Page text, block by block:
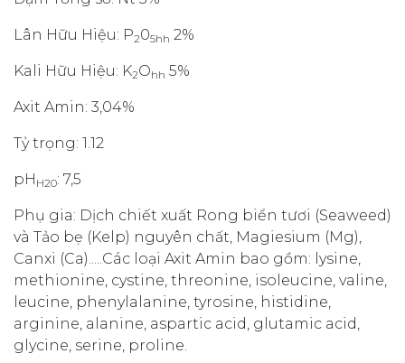
Lân Hữu Hiệu: P205hh 2%
Kali Hữu Hiệu: K2Ohh 5%
Axit Amin: 3,04%
Tỷ trọng: 1.12
pH H20: 7,5
Phụ gia: Dịch chiết xuất Rong biển tươi (Seaweed)
và Tảo bẹ (Kelp) nguyên chất, Magiesium (Mg),
Canxi (Ca).....Các loại Axit Amin bao gồm: lysine,
methionine, cystine, threonine, isoleucine, valine,
leucine, phenylalanine, tyrosine, histidine,
arginine, alanine, aspartic acid, glutamic acid,
glycine, serine, proline.